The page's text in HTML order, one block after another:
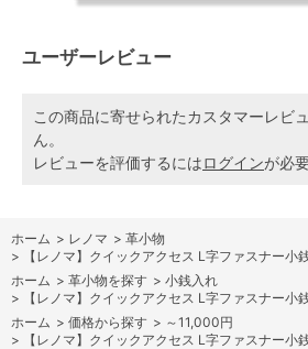
ユーザーレビュー
この商品に寄せられたカスタマーレビ
ん。
レビューを評価するにはログインが必
ホーム > レノマ > 革小物
>
【レノマ】クイックアクセス L字ファスナー小
ホーム > 革小物を探す > 小銭入れ
>
【レノマ】クイックアクセス L字ファスナー小
ホーム > 価格から探す > ～11,000円
>
【レノマ】クイックアクセス L字ファスナー小